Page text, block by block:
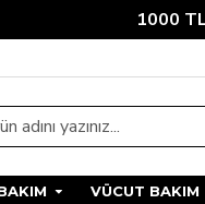
1000
VÜCUT BAKIM